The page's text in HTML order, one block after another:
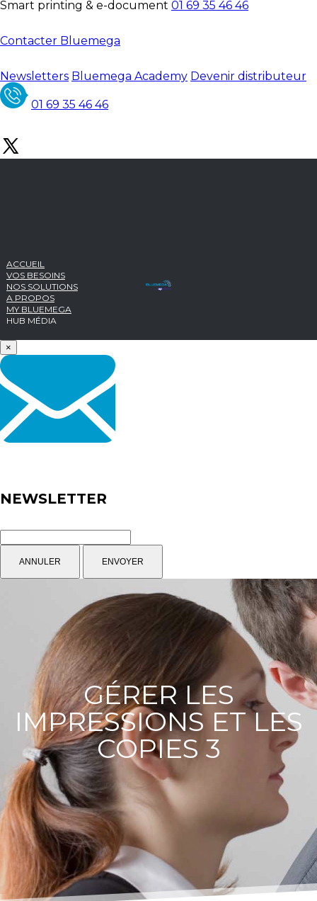
Smart printing & e-document 01 69 35 46 46
Contacter Bluemega
Newsletters Bluemega Academy Devenir distributeur
01 69 35 46 46
ACCUEIL
VOS BESOINS
NOS SOLUTIONS
A PROPOS
MY BLUEMEGA
HUB MÉDIA
×
NEWSLETTER
GÉRER LES
IMPRESSIONS ET LES
COPIES 3